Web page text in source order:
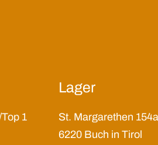
1
Lager
St. Margarethen 154a
6220 Buch in Tirol